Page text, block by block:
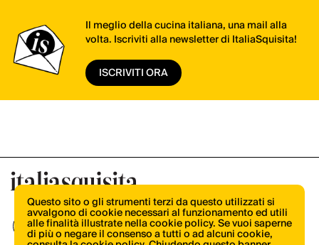
Il meglio della cucina italiana, una mail alla
volta. Iscriviti alla newsletter di ItaliaSquisita!
ISCRIVITI ORA
Questo sito o gli strumenti terzi da questo utilizzati si
avvalgono di cookie necessari al funzionamento ed utili
alle finalità illustrate nella cookie policy. Se vuoi saperne
di più o negare il consenso a tutti o ad alcuni cookie,